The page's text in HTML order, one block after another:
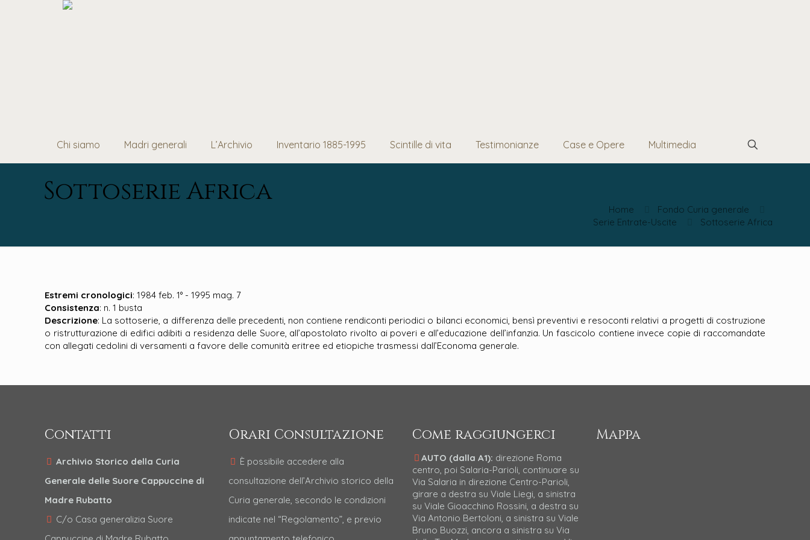
Chi siamo Madri generali L’Archivio Inventario 1885-1995 Scintille di vita Testimonianze Case e Opere Multimedia
Sottoserie Africa
Home
Fondo Curia generale
Serie Entrate-Uscite
Sottoserie Africa
Estremi cronologici: 1984 feb. 1° - 1995 mag. 7
Consistenza: n. 1 busta
Descrizione: La sottoserie, a differenza delle precedenti, non contiene rendiconti periodici o bilanci economici, bensì preventivi e resoconti relativi a progetti di costruzione
o ristrutturazione di edifici adibiti a residenza delle Suore, all’apostolato rivolto ai poveri e all’educazione dell’infanzia. Un fascicolo contiene invece copie di raccomandate
con allegati cedolini di versamenti a favore delle comunità eritree ed etiopiche trasmessi dall’Economa generale.
Contatti
Archivio Storico della Curia
Generale delle Suore Cappuccine di
Madre Rubatto
C/o Casa generalizia Suore
Orari Consultazione
È possibile accedere alla
consultazione dell’Archivio storico della
Curia generale, secondo le condizioni
indicate nel “Regolamento”, e previo
Come raggiungerci
AUTO (dalla A1): direzione Roma
centro, poi Salaria-Parioli, continuare su
Via Salaria in direzione Centro-Parioli,
girare a destra su Viale Liegi, a sinistra
su Viale Gioacchino Rossini, a destra su
Via Antonio Bertoloni, a sinistra su Viale
Bruno Buozzi, ancora a sinistra su Via
Mappa